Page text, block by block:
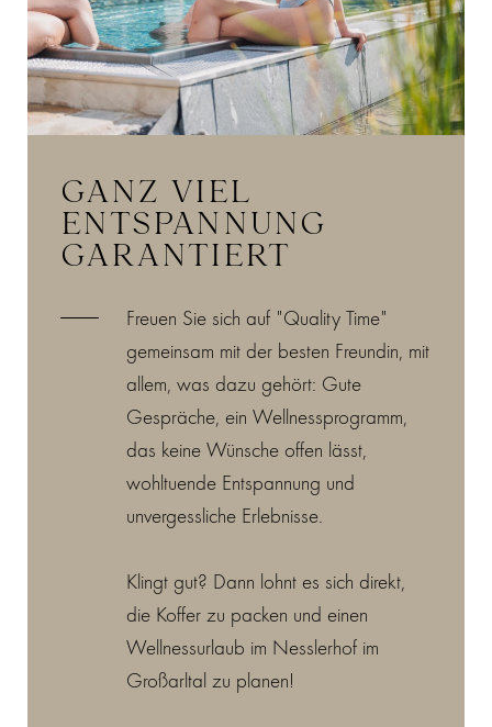
GANZ VIEL
ENTSPANNUNG
GARANTIERT
Freuen Sie sich auf "Quality Time"
gemeinsam mit der besten Freundin, mit
allem, was dazu gehört: Gute
Gespräche, ein Wellnessprogramm,
das keine Wünsche offen lässt,
wohltuende Entspannung und
unvergessliche Erlebnisse.
Klingt gut? Dann lohnt es sich direkt,
die Koffer zu packen und einen
Wellnessurlaub im Nesslerhof im
Großarltal zu planen!